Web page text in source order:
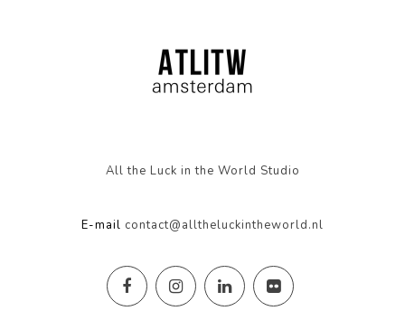
All the Luck in the World Studio
E-mail contact@alltheluckintheworld.nl